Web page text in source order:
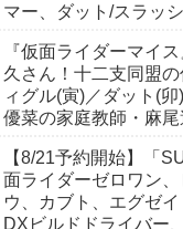
マー、ダット/スラッ
も！
『仮面ライダーマイ
久さん！十二支同盟
ィグル(寅)／ダット(卯
優菜の家庭教師・麻
んも変身！
【8/21予約開始】「
面ライダーゼロワン
ウ、カブト、エグゼ
DXビルドドライバー